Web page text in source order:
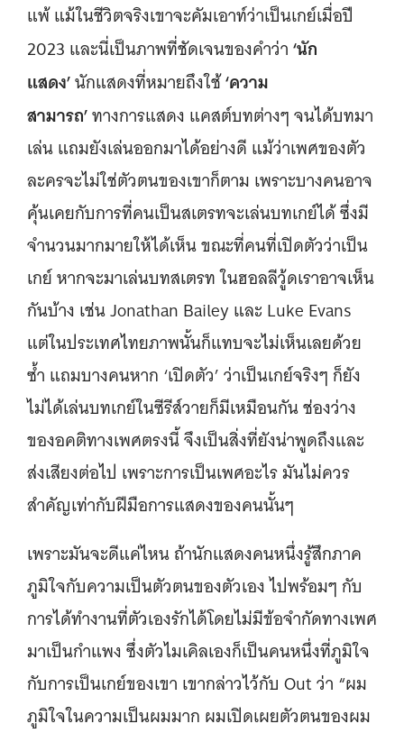
แพ้ แม้ในชีวิตจริงเขาจะคัมเอาท์ว่าเป็นเกย์เมื่อปี
2023 และนี่เป็นภาพที่ชัดเจนของคำว่า‘นัก
แสดง’นักแสดงที่หมายถึงใช้‘ความ
สามารถ’ทางการแสดง แคสต์บทต่างๆ จนได้บทมา
เล่น แถมยังเล่นออกมาได้อย่างดี แม้ว่าเพศของตัว
ละครจะไม่ใช่ตัวตนของเขาก็ตาม เพราะบางคนอาจ
คุ้นเคยกับการที่คนเป็นสเตรทจะเล่นบทเกย์ได้ ซึ่งมี
จำนวนมากมายให้ได้เห็น ขณะที่คนที่เปิดตัวว่าเป็น
เกย์ หากจะมาเล่นบทสเตรท ในฮอลลีวู้ดเราอาจเห็น
กันบ้าง เช่น Jonathan Bailey และ Luke Evans
แต่ในประเทศไทยภาพนั้นก็แทบจะไม่เห็นเลยด้วย
ซ้ำ แถมบางคนหาก ‘เปิดตัว’ ว่าเป็นเกย์จริงๆ ก็ยัง
ไม่ได้เล่นบทเกย์ในซีรีส์วายก็มีเหมือนกัน ช่องว่าง
ของอคติทางเพศตรงนี้ จึงเป็นสิ่งที่ยังน่าพูดถึงและ
ส่งเสียงต่อไป เพราะการเป็นเพศอะไร มันไม่ควร
สำคัญเท่ากับฝีมือการแสดงของคนนั้นๆ
เพราะมันจะดีแค่ไหน ถ้านักแสดงคนหนึ่งรู้สึกภาค
ภูมิใจกับความเป็นตัวตนของตัวเอง ไปพร้อมๆ กับ
การได้ทำงานที่ตัวเองรักได้โดยไม่มีข้อจำกัดทางเพศ
มาเป็นกำแพง ซึ่งตัวไมเคิลเองก็เป็นคนหนึ่งที่ภูมิใจ
กับการเป็นเกย์ของเขา เขากล่าวไว้กับ Out ว่า “ผม
ภูมิใจในความเป็นผมมาก ผมเปิดเผยตัวตนของผม